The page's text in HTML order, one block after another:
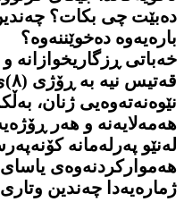
دەبێت چی بکات؟ چەندین
بارەیەوە دەخوێننەوە؟
خەباتی ڕزگاریخوازانە
نێوەنەتەوەیی ژنان،
هەمەلایەنە و هەر
لەنێو پەرلەمانە
هەموارکردنەوەی
ژمارەیەدا چەندین